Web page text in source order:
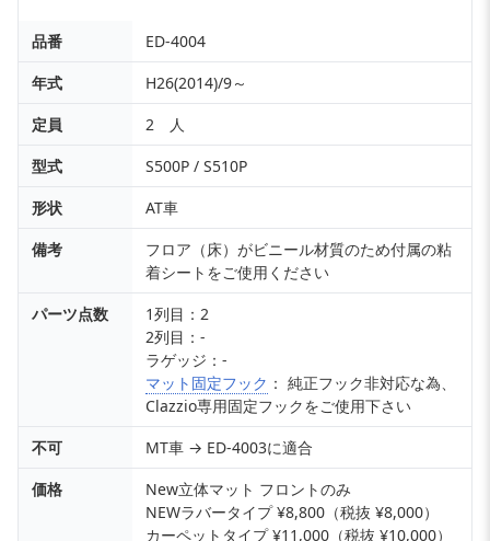
品番
ED-4004
年式
H26(2014)/9～
定員
2 人
型式
S500P / S510P
形状
AT車
備考
フロア（床）がビニール材質のため付属の粘
着シートをご使用ください
パーツ点数
1列目：2
2列目：-
ラゲッジ：-
マット固定フック ： 純正フック非対応な為、
Clazzio専用固定フックをご使用下さい
不可
MT車 → ED-4003に適合
価格
New立体マット フロントのみ
NEWラバータイプ ¥8,800（税抜 ¥8,000）
カーペットタイプ ¥11,000（税抜 ¥10,000）